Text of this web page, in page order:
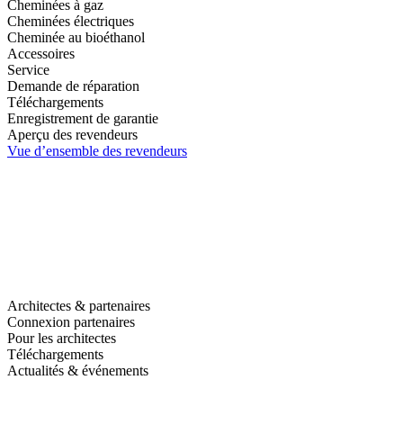
Cheminées à gaz
Cheminées électriques
Cheminée au bioéthanol
Accessoires
Service
Demande de réparation
Téléchargements
Enregistrement de garantie
Aperçu des revendeurs
Vue d’ensemble des revendeurs
Architectes & partenaires
Connexion partenaires
Pour les architectes
Téléchargements
Actualités & événements